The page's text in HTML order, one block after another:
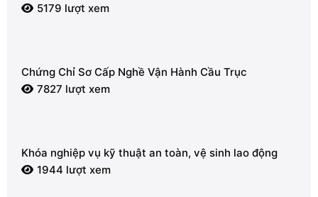
5179 lượt xem
Chứng Chỉ Sơ Cấp Nghề Vận Hành Cầu Trục
7827 lượt xem
Khóa nghiệp vụ kỹ thuật an toàn, vệ sinh lao động
1944 lượt xem